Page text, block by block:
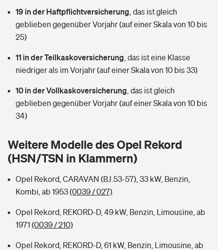
Wer versichert was: Jetzt Versicherer finden
Sie haben Fragen?
Mietkautionsversicherung
Restkreditversicherung
Tools
Hochwasser-Check: Wie gefährdet ist Ihr Haus?
Sie haben Fragen?
Kinderinvalidität
Hundehalter-Haftpflicht
Handyversicherung
Private Cyberversicherung
Zur Übersicht
Tools
Tierkrankenversicherung
Zur Übersicht
Tools
Wer versichert was: Jetzt Versicherer finden
Rentenrechner: Wie viel Geld bekomme ich im Alter?
19 in der Haftpflichtversicherung das ist gleich
geblieben gegenüber Vorjahr (auf einer Skala von 10 bis
25)
11 in der Teilkaskoversicherung das ist eine Klasse
niedriger als im Vorjahr (auf einer Skala von 10 bis 33)
10 in der Vollkaskoversicherung das ist gleich
geblieben gegenüber Vorjahr (auf einer Skala von 10 bis
34)
Weitere Modelle des Opel Rekord
(HSN/TSN in Klammern)
Opel Rekord, CARAVAN (BJ.53-57), 33 kW, Benzin,
Kombi, ab 1953(0039 / 027)
Opel Rekord, REKORD-D, 49 kW, Benzin, Limousine, ab
1971 (0039 / 210)
Opel Rekord, REKORD-D, 61 kW, Benzin, Limousine, ab